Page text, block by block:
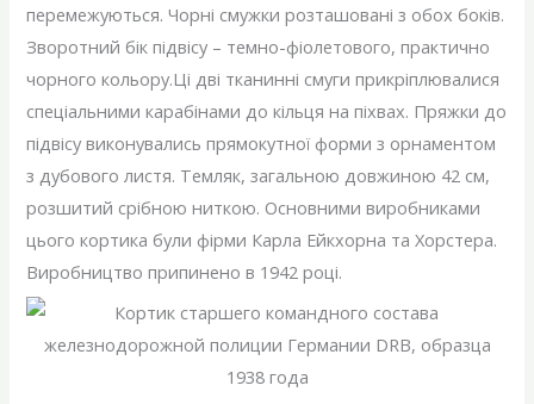
перемежуються. Чорні смужки розташовані з обох боків.
Зворотний бік підвісу – темно-фіолетового, практично
чорного кольору.Ці дві тканинні смуги прикріплювалися
спеціальними карабінами до кільця на піхвах. Пряжки до
підвісу виконувались прямокутної форми з орнаментом
з дубового листя. Темляк, загальною довжиною 42 см,
розшитий срібною ниткою. Основними виробниками
цього кортика були фірми Карла Ейкхорна та Хорстера.
Виробництво припинено в 1942 році.